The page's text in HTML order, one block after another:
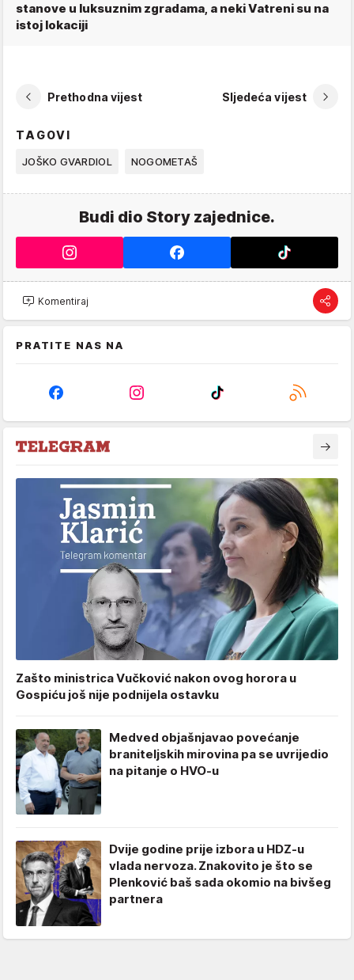
stanove u luksuznim zgradama, a neki Vatreni su na
istoj lokaciji
Prethodna vijest Sljedeća vijest
TAGOVI
JOŠKO GVARDIOL NOGOMETAŠ
Budi dio Story zajednice.
Komentiraj
PRATITE NAS NA
Zašto ministrica Vučković nakon ovog horora u
Gospiću još nije podnijela ostavku
Medved objašnjavao povećanje
braniteljskih mirovina pa se uvrijedio
na pitanje o HVO-u
Dvije godine prije izbora u HDZ-u
vlada nervoza. Znakovito je što se
Plenković baš sada okomio na bivšeg
partnera